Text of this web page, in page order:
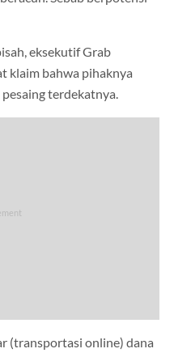
eksekutif Grab
klaim bahwa pihaknya
terdekatnya.
(transportasi online) dana